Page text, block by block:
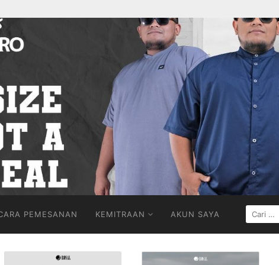
PEMESANAN KEMITRAAN AKUN SAYA
CARI
UNTUK: